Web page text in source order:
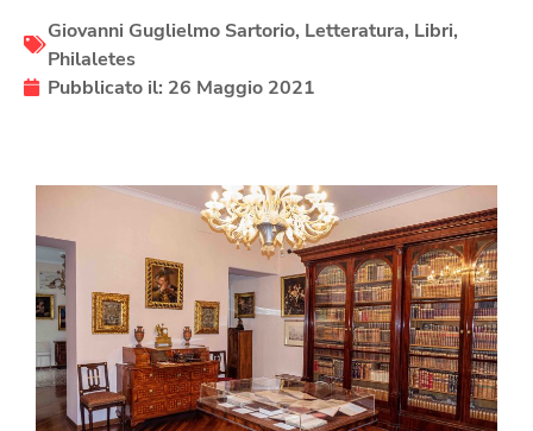
Giovanni Guglielmo Sartorio, Letteratura, Libri,
Philaletes
Pubblicato il: 26 Maggio 2021